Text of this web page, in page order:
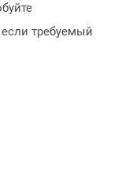
если требуемый